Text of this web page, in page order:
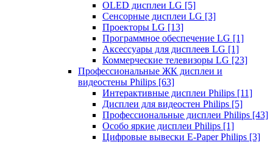
OLED дисплеи LG [5]
Сенсорные дисплеи LG [3]
Проекторы LG [13]
Программное обеспечение LG [1]
Аксессуары для дисплеев LG [1]
Коммерческие телевизоры LG [23]
Профессиональные ЖК дисплеи и
видеостены Philips [63]
Интерактивные дисплеи Philips [11]
Дисплеи для видеостен Philips [5]
Профессиональные дисплеи Philips [43]
Особо яркие дисплеи Philips [1]
Цифровые вывески E-Paper Philips [3]